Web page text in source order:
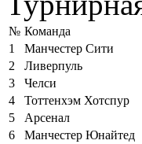
№ Команда
1
Манчестер Сити
2
Ливерпуль
3
Челси
4
Тоттенхэм Хотспур
5
Арсенал
6
Манчестер Юнайтед